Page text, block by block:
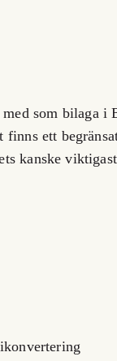
som bilaga i
finns ett
kanske